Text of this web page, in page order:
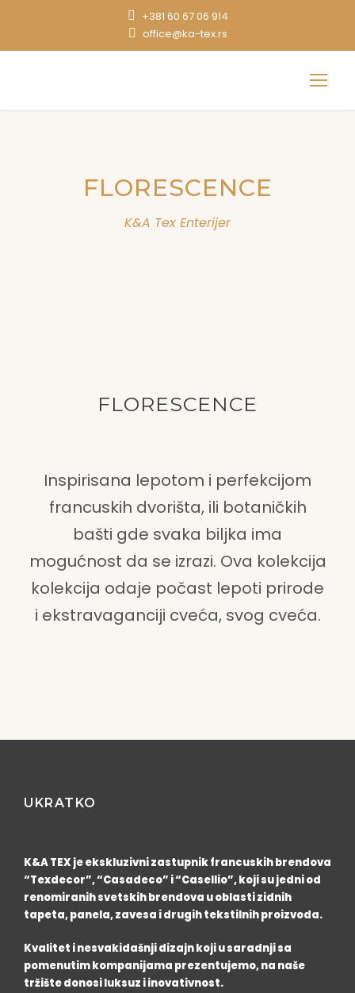
+381 60 67 06 914
office@ka-tex.rs
FLORESCENCE
K&A Tex Enterijer
FLORESCENCE
Inspirisana lepotom i perfekcijom
francuskih dvorišta, ili botaničkih
bašti gde svaka biljka ima
mogućnost da se izrazi. Ova kolekcija
kolekcija odaje počast lepoti prirode
i ekstravaganciji cveća, svog cveća.
UKRATKO
K&A TEX je ekskluzivni zastupnik francuskih brendova
“Texdecor”, “Casadeco” i “Casellio”, koji su jedni od
renomiranih svetskih brendova u oblasti zidnih
tapeta, panela, zavesa i drugih tekstilnih proizvoda.
Kvalitet i nesvakidašnji dizajn koji u saradnji sa
pomenutim kompanijama prezentujemo, na naše
tržište donosi luksuz i inovativnost.